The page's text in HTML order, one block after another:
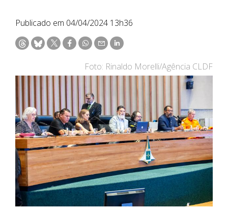
Publicado em 04/04/2024 13h36
Foto: Rinaldo Morelli/Agência CLDF